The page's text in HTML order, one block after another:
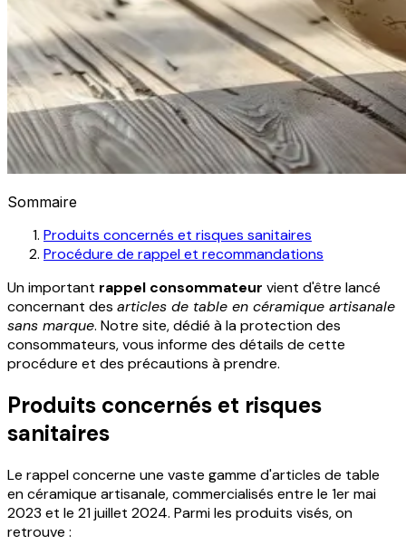
Sommaire
Produits concernés et risques sanitaires
Procédure de rappel et recommandations
Un important rappel consommateur vient d'être lancé
concernant des articles de table en céramique artisanale
sans marque. Notre site, dédié à la protection des
consommateurs, vous informe des détails de cette
procédure et des précautions à prendre.
Produits concernés et risques
sanitaires
Le rappel concerne une vaste gamme d'articles de table
en céramique artisanale, commercialisés entre le 1er mai
2023 et le 21 juillet 2024. Parmi les produits visés, on
retrouve :